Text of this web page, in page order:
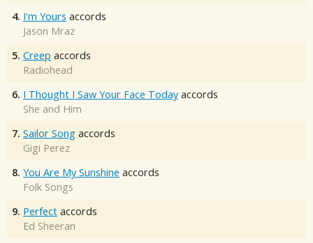
4. I'm Yours accords
Jason Mraz
5. Creep accords
Radiohead
6. I Thought I Saw Your Face Today accords
She and Him
7. Sailor Song accords
Gigi Perez
8. You Are My Sunshine accords
Folk Songs
9. Perfect accords
Ed Sheeran